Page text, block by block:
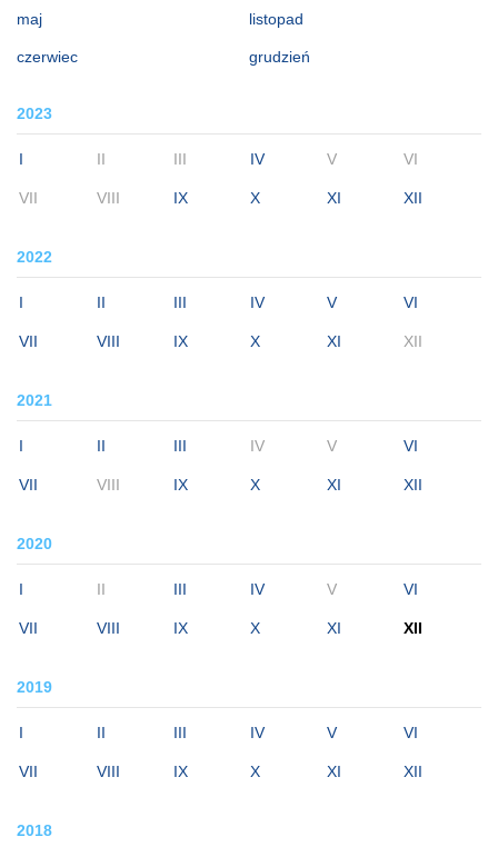
maj
czerwiec
listopad
grudzień
2023
I II III IV V VI
VII VIII IX X XI XII
2022
I II III IV V VI
VII VIII IX X XI XII
2021
I II III IV V VI
VII VIII IX X XI XII
2020
I II III IV V VI
VII VIII IX X XI XII
2019
I II III IV V VI
VII VIII IX X XI XII
2018